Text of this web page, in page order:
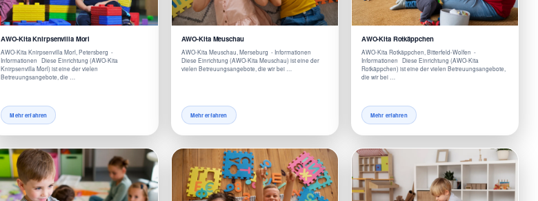
AWO-Kita Knirpsenvilla Morl
AWO-Kita Knirpsenvilla Morl, Petersberg -
Informationen Diese Einrichtung (AWO-Kita
Knirpsenvilla Morl) ist eine der vielen
Betreuungsangebote, die …
Mehr erfahren
AWO-Kita Meuschau
AWO-Kita Meuschau, Merseburg - Informationen
Diese Einrichtung (AWO-Kita Meuschau) ist eine der
vielen Betreuungsangebote, die wir bei …
Mehr erfahren
AWO-Kita Rotkäppchen
AWO-Kita Rotkäppchen, Bitterfeld-Wolfen -
Informationen Diese Einrichtung (AWO-Kita
Rotkäppchen) ist eine der vielen Betreuungsangebote,
die wir bei …
Mehr erfahren